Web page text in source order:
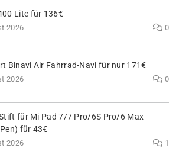
Lite für 136€
2026 0
Binavi Air Fahrrad-Navi für nur 171€
2026 0
für Mi Pad 7/7 Pro/6S Pro/6 Max
für 43€
2026 1